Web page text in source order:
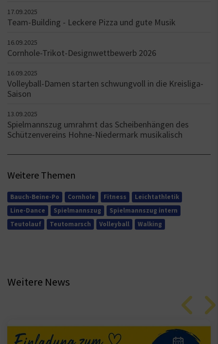
17.09.2025
Team-Building - Leckere Pizza und gute Musik
16.09.2025
Cornhole-Trikot-Designwettbewerb 2026
16.09.2025
Volleyball-Damen starten schwungvoll in die Kreisliga-
Saison
13.09.2025
Spielmannszug umrahmt das Scheibenhängen des
Schützenvereins Hohne-Niedermark musikalisch
Weitere Themen
Bauch-Beine-Po Cornhole Fitness
Leichtathletik
Line-Dance
Spielmannszug
Spielmannszug intern
Teutolauf
Teutomarsch Volleyball Walking
Weitere News